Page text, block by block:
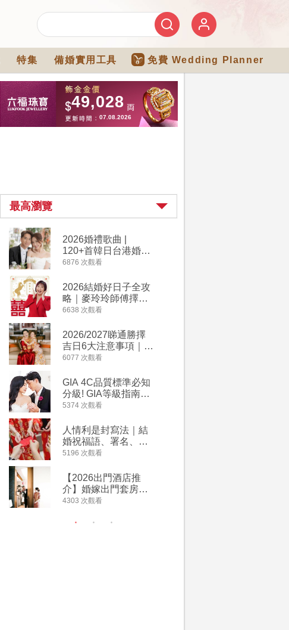
特集 備婚實用工具 免費 Wedding Planner
最高瀏覽
2026婚禮歌曲 |
120+首韓日台港婚禮
必備結婚歌曲清單 |
新
6876 次觀看
2026結婚好日子全攻
略｜麥玲玲師傅擇宜
嫁娶結婚吉日｜一覽
專業擇日結婚+避開沖
煞生肖指南
6638 次觀看
2026/2027睇通勝擇
吉日6大注意事項｜自
行擇日攻略！宜嫁娶
忌、相沖生肖一覽
6077 次觀看
GIA 4C品質標準必知
分級! GIA等級指南如
何助你在婚前成為鑽
5374 次觀看
人情利是封寫法｜結
婚祝福語、署名、格
式寫法教學｜中英文
5196 次觀看
【2026出門酒店推
介】婚嫁出門套房優
惠 | 13間酒店出門套
4303 次觀看